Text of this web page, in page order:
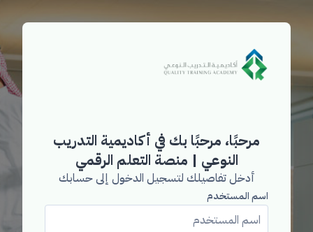
مرحبًا، مرحبًا بك في أكاديمية التدريب
النوعي | منصة التعلم الرقمي
أدخل تفاصيلك لتسجيل الدخول إلى حسابك
اسم المستخدم
اسم المستخدم